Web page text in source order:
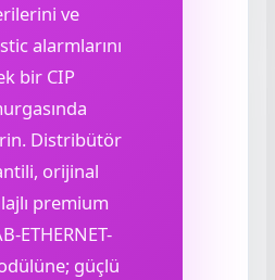
ve
alarmlarını
bir CIP
Distribütör
orijinal
premium
ETHERNET-
güçlü